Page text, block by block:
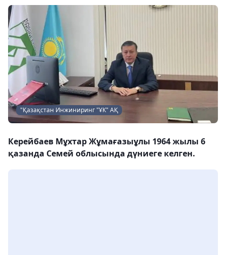
"Қазақстан Инжиниринг "ҰК" АҚ
Керейбаев Мұхтар Жұмағазыұлы 1964 жылы 6
қазанда Семей облысында дүниеге келген.